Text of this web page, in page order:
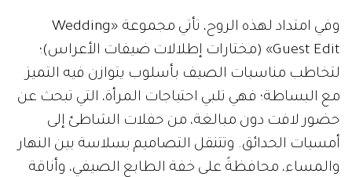
وفي امتداد لهذه الروح، تأتي مجموعة «Wedding
Guest Edit» (مختارات إطلالات ضيفات الأعراس)؛
لتخاطب مناسبات الصيف بأسلوب يتوازن فيه التميز
مع البساطة؛ فهي تلبي احتياجات المرأة، التي تبحث عن
حضور لافت دون مبالغة، من حفلات الشاطئ إلى
أمسيات الحدائق. وتتنقل التصاميم بسلاسة بين النهار
والمساء، محافظةً على خفة الطابع الصيفي، وأناقة